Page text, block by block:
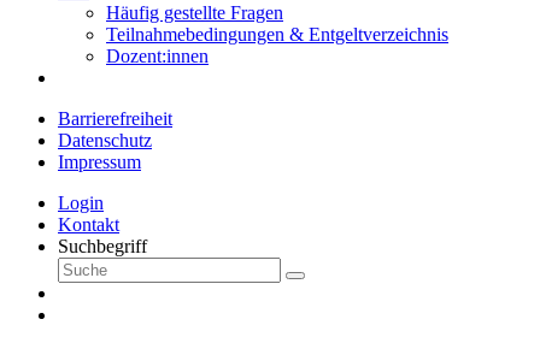
Häufig gestellte Fragen
Teilnahmebedingungen & Entgeltverzeichnis
Dozent:innen
Barrierefreiheit
Datenschutz
Impressum
Login
Kontakt
Suchbegriff